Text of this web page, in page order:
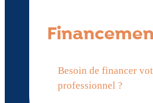
Besoin de financer
professionnel ?